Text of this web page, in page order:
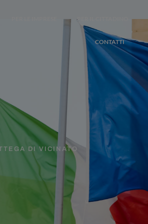
PER IL CITTADINO
CONTATTI
DI VICINATO